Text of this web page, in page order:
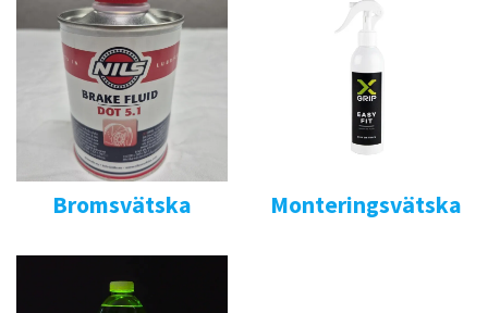
Bromsvätska Monteringsvätska